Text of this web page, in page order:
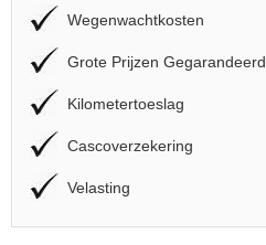
Wegenwachtkosten
Grote Prijzen Gegarandeerd
Kilometertoeslag
Cascoverzekering
Velasting